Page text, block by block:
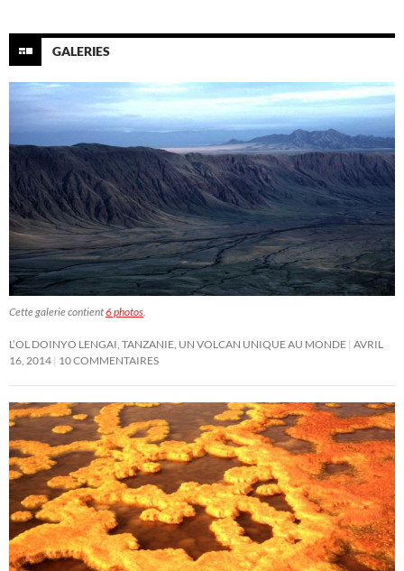
GALERIES
Cette galerie contient6 photos.
L’OL DOINYO LENGAI, TANZANIE, UN VOLCAN UNIQUE AU MONDE AVRIL
16, 2014 10 COMMENTAIRES